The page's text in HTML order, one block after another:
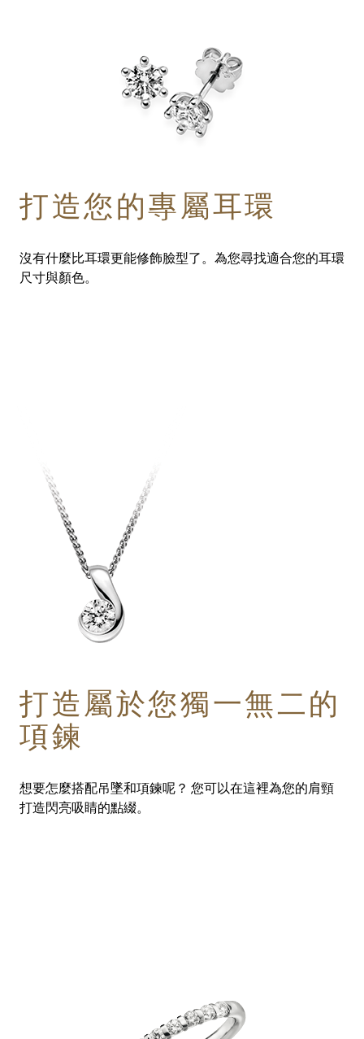
打造您的專屬耳環
沒有什麼比耳環更能修飾臉型了。為您尋找適合您的耳環
尺寸與顏色。
打造屬於您獨一無二的
項鍊
想要怎麼搭配吊墜和項鍊呢？ 您可以在這裡為您的肩頸
打造閃亮吸睛的點綴。